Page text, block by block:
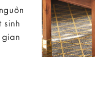
sinh